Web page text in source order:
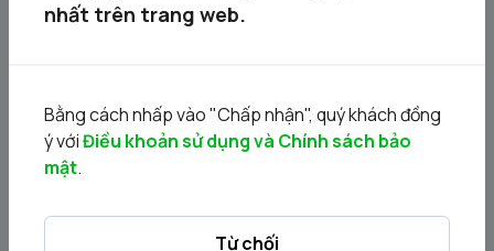
THÔNG BÁO VỀ VIỆC THỰC HIỆN QUYỀN YÊU CẦU TỔ
PHIẾU MÃ SBT12401
17/07/2026
nhất trên trang web.
Bằng cách nhấp vào "Chấp nhận", quý khách đồng
ý vớiĐiều khoản sử dụng và Chính sách bảo
mật.
Từ chối